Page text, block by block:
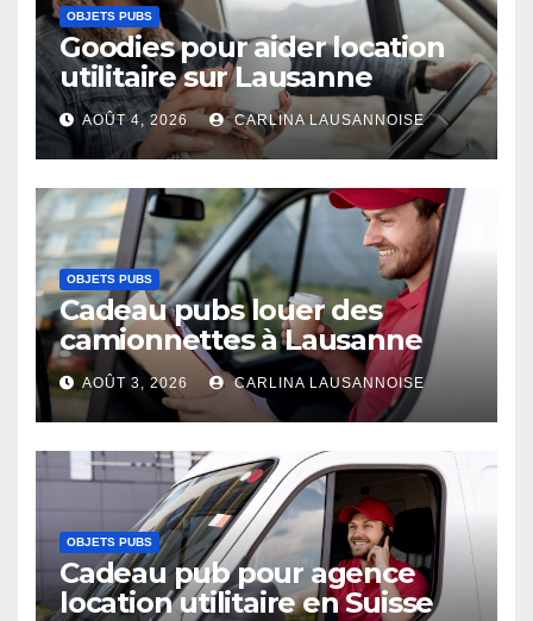
OBJETS PUBS
Goodies pour aider location
utilitaire sur Lausanne
AOÛT 4, 2026 CARLINA LAUSANNOISE
OBJETS PUBS
Cadeau pubs louer des
camionnettes à Lausanne
AOÛT 3, 2026 CARLINA LAUSANNOISE
OBJETS PUBS
Cadeau pub pour agence
location utilitaire en Suisse